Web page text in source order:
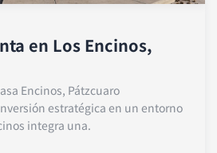
en Los Encinos,
Encinos, Pátzcuaro
estratégica en un entorno
integra una.